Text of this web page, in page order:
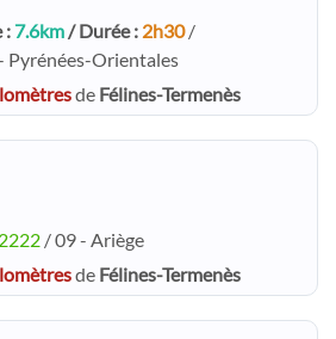
: 7.6km / Durée : 2h30/
Pyrénées-Orientales
de Félines-Termenès
/ 09 - Ariège
de Félines-Termenès